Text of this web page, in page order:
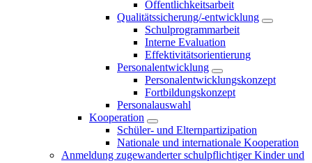
Öffentlichkeitsarbeit
Qualitätssicherung/-entwicklung
Schulprogrammarbeit
Interne Evaluation
Effektivitätsorientierung
Personalentwicklung
Personalentwicklungskonzept
Fortbildungskonzept
Personalauswahl
Kooperation
Schüler- und Elternpartizipation
Nationale und internationale Kooperation
Anmeldung zugewanderter schulpflichtiger Kinder und